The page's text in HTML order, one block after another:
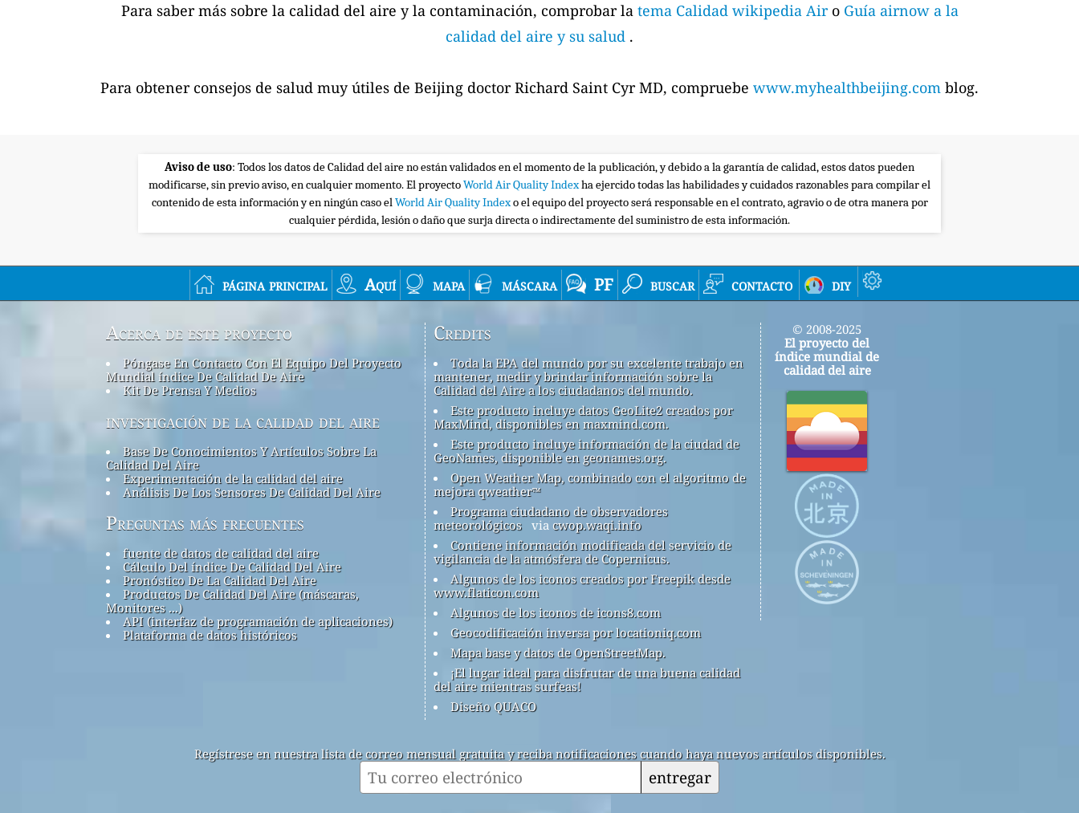
Para saber más sobre la calidad del aire y la contaminación, comprobar la tema Calidad wikipedia Air o Guía airnow a la
calidad del aire y su salud .
Para obtener consejos de salud muy útiles de Beijing doctor Richard Saint Cyr MD, compruebe www.myhealthbeijing.com blog.
Aviso de uso: Todos los datos de Calidad del aire no están validados en el momento de la publicación, y debido a la garantía de calidad, estos datos pueden
modificarse, sin previo aviso, en cualquier momento. El proyectoWorld Air Quality Indexha ejercido todas las habilidades y cuidados razonables para compilar el
contenido de esta información y en ningún caso elWorld Air Quality Indexo el equipo del proyecto será responsable en el contrato, agravio o de otra manera por
cualquier pérdida, lesión o daño que surja directa o indirectamente del suministro de esta información.
página principal Aquí mapa máscara PF buscar contacto diy
Acerca de este proyecto
Póngase En Contacto Con El Equipo Del Proyecto
Mundial índice De Calidad De Aire
Kit De Prensa Y Medios
investigación de la calidad del aire
Base De Conocimientos Y Artículos Sobre La
Calidad Del Aire
Experimentación de la calidad del aire
Análisis De Los Sensores De Calidad Del Aire
Preguntas más frecuentes
fuente de datos de calidad del aire
Cálculo Del índice De Calidad Del Aire
Pronóstico De La Calidad Del Aire
Productos De Calidad Del Aire (máscaras,
Monitores ...)
API (interfaz de programación de aplicaciones)
Plataforma de datos históricos
Credits
Toda la EPA del mundo por su excelente trabajo en
mantener, medir y brindar información sobre la
Calidad del Aire a los ciudadanos del mundo.
Este producto incluye datos GeoLite2 creados por
MaxMind, disponibles en maxmind.com.
Este producto incluye información de la ciudad de
GeoNames, disponible en geonames.org.
Open Weather Map, combinado con el algoritmo de
mejora qweather™
Programa ciudadano de observadores
meteorológicos via cwop.waqi.info
Contiene información modificada del servicio de
vigilancia de la atmósfera de Copernicus.
Algunos de los iconos creados por Freepik desde
www.flaticon.com
Algunos de los iconos de icons8.com
Geocodificación inversa por locationiq.com
Mapa base y datos de OpenStreetMap.
¡El lugar ideal para disfrutar de una buena calidad
del aire mientras surfeas!
Diseño QUACO
© 2008-2025
El proyecto del
índice mundial de
calidad del aire
Regístrese en nuestra lista de correo mensual gratuita y reciba notificaciones cuando haya nuevos artículos disponibles.
entregar